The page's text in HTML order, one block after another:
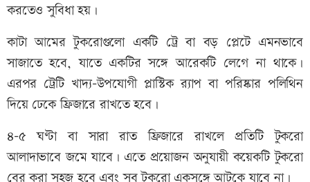
করতেও সুবিধা হয়।
কাটা আমের টুকরোগুলো একটি ট্রে বা বড় প্লেটে এমনভাবে
সাজাতে হবে, যাতে একটির সঙ্গে আরেকটি লেগে না থাকে।
এরপর ট্রেটি খাদ্য-উপযোগী প্লাস্টিক র‍্যাপ বা পরিষ্কার পলিথিন
দিয়ে ঢেকে ফ্রিজারে রাখতে হবে।
৪-৫ ঘণ্টা বা সারা রাত ফ্রিজারে রাখলে প্রতিটি টুকরো
আলাদাভাবে জমে যাবে। এতে প্রয়োজন অনুযায়ী কয়েকটি টুকরো
বের করা সহজ হবে এবং সব টুকরো একসঙ্গে আটকে যাবে না।